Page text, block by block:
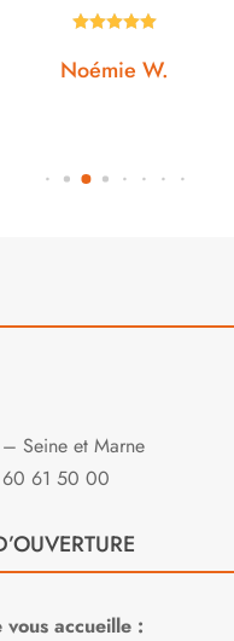

Noémie W.
Seine et Marne
60 61 50 00
accueille :